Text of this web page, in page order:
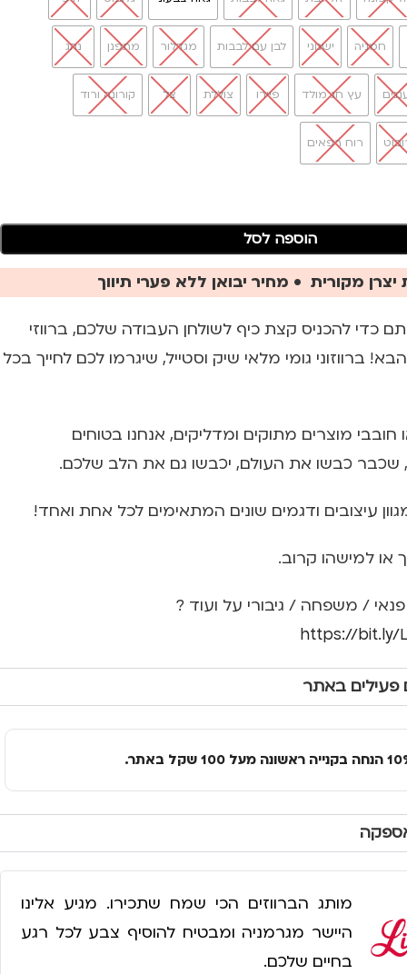
חמניה ישנוני לבן עם לבבות מגדלור מתפנן נהג
עץ חג מולד פיירו צוללת צל קורונה ורוד
רוח רפאים
הוספה לסל
מקורית • מחיר יבואן ללא פערי תיווך
כדי להכניס קצת כיף לשולחן העבודה שלכם, ברווזי
ברווזוני גומי מלאי שיק וסטייל, שיגרמו לכם לחייך בכל
מוצרים מתוקים ומדליקים, אנחנו בטוחים
עיצובים ודגמים שונים המתאימים לכל אחת ואחד!
למישהו קרוב.
/ משפחה / גיבורי על ועוד ?
https://bit.ly/
פעילים באתר
מותג הברווזים הכי שמח שתכירו. מגיע אלינו
היישר מגרמניה ומבטיח להוסיף צבע לכל רגע
בחיים שלכם.